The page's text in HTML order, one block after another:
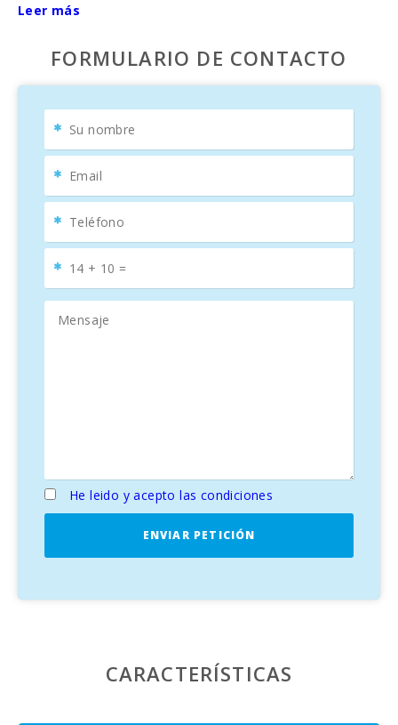
espacio.
individuales y la suite principal con una cama de
matrimonio. Además de un cuarto de baño con ducha.
En la parte trasera del apartamento, se encuentra la
coladuría y una terraza con acceso al jardín comunitario y
piscina del hotel abierta desde mayo a finales de octubre.
Un alojamiento perfecto para disfrutar en familia de unos
días en la playa.
Leer más
FORMULARIO DE CONTACTO
He leido y acepto las condiciones
ENVIAR PETICIÓN
CARACTERÍSTICAS